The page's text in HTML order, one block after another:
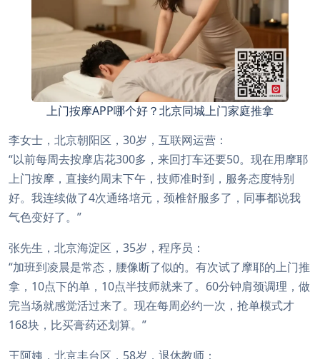
上门按摩APP哪个好？北京同城上门家庭推拿
李女士，北京朝阳区，30岁，互联网运营：
“以前每周去按摩店花300多，来回打车还要50。现在用摩耶
上门按摩，直接约周末下午，技师准时到，服务态度特别
好。我连续做了4次通络培元，颈椎舒服多了，同事都说我
气色变好了。”
张先生，北京海淀区，35岁，程序员：
“加班到凌晨是常态，腰像断了似的。有次试了摩耶的上门推
拿，10点下的单，10点半技师就来了。60分钟肩颈调理，做
完当场就感觉活过来了。现在每周必约一次，抢单模式才
168块，比买膏药还划算。”
王阿姨，北京丰台区，58岁，退休教师：